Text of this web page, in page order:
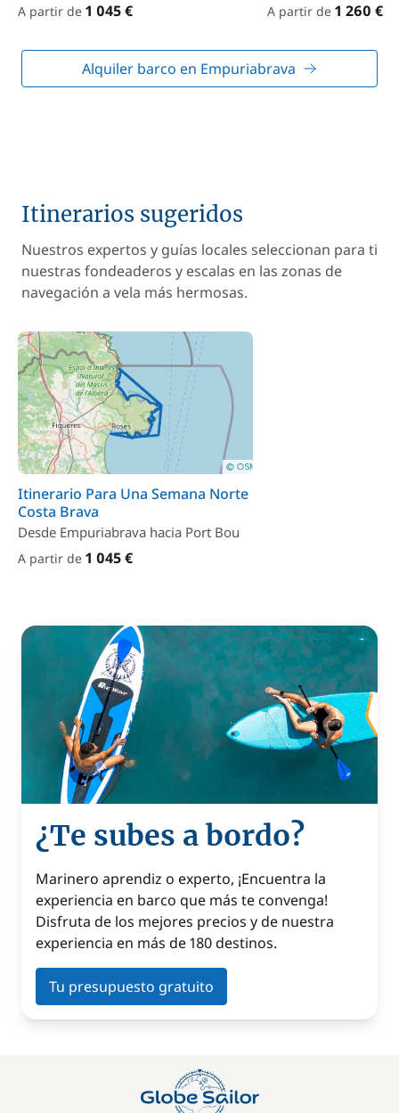
A partir de 1 045 € A partir de 1 260 €
Alquiler barco en Empuriabrava
Itinerarios sugeridos
Nuestros expertos y guías locales seleccionan para ti
nuestras fondeaderos y escalas en las zonas de
navegación a vela más hermosas.
Itinerario Para Una Semana Norte
Costa Brava
Desde Empuriabrava hacia Port Bou
A partir de 1 045 €
¿Te subes a bordo?
Marinero aprendiz o experto, ¡Encuentra la
experiencia en barco que más te convenga!
Disfruta de los mejores precios y de nuestra
experiencia en más de 180 destinos.
Tu presupuesto gratuito